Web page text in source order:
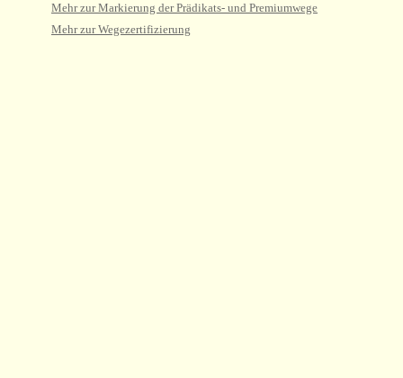
Mehr zur Markierung der Prädikats- und Premiumwege
Mehr zur Wegezertifizierung